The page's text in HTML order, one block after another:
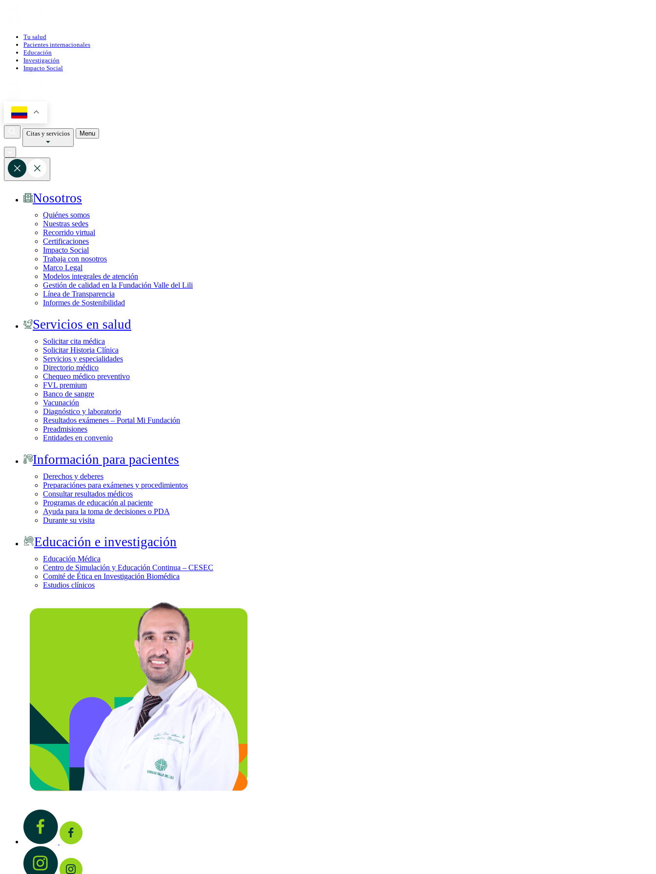
Tu salud
Pacientes internacionales
Educación
Investigación
Impacto Social
Citas y servicios Menu
Nosotros
Quiénes somos
Nuestras sedes
Recorrido virtual
Certificaciones
Impacto Social
Trabaja con nosotros
Marco Legal
Modelos integrales de atención
Gestión de calidad en la Fundación Valle del Lili
Línea de Transparencia
Informes de Sostenibilidad
Servicios en salud
Solicitar cita médica
Solicitar Historia Clínica
Servicios y especialidades
Directorio médico
Chequeo médico preventivo
FVL premium
Banco de sangre
Vacunación
Diagnóstico y laboratorio
Resultados exámenes – Portal Mi Fundación
Preadmisiones
Entidades en convenio
Información para pacientes
Derechos y deberes
Preparaciónes para exámenes y procedimientos
Consultar resultados médicos
Programas de educación al paciente
Ayuda para la toma de decisiones o PDA
Durante su visita
Educación e investigación
Educación Médica
Centro de Simulación y Educación Continua – CESEC
Comité de Ética en Investigación Biomédica
Estudios clínicos